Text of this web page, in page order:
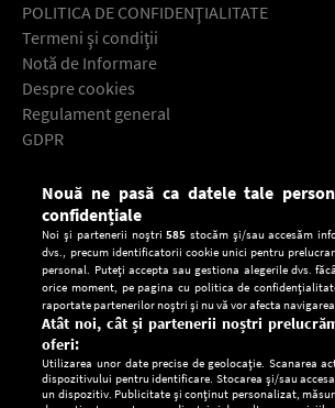
POLITICA DE CONFIDENŢIALITATE
Termeni şi condiţii
Notă de Informare
Despre cookies
Regulament general
GDPR
Descarcă gratuit aplicaţia Europa FM
Nouă ne pasă ca datele tale
confidențiale
Noi și partenerii noștri585 stocăm și/sau accesăm
dvs., precum identificatorii cookie unici pentru
personal. Puteți accepta sau gestiona alegerile dvs.
orice moment, pe pagina cu politica de
raportate partenerilor noștri și nu vă vor afecta
Atât noi, cât și partenerii noștri
oferi:
Utilizarea unor date precise de geolocație. Scanarea
dispozitivului pentru identificare. Stocarea și/sau
un dispozitiv. Publicitate și conținut personalizat,